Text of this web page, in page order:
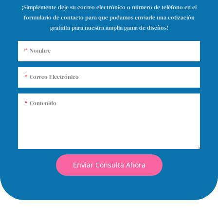
¡Simplemente deje su correo electrónico o número de teléfono en el
formulario de contacto para que podamos enviarle una cotización
gratuita para nuestra amplia gama de diseños!
Nombre
Correo Electrónico
Contenido
Enviar Consulta Ahora